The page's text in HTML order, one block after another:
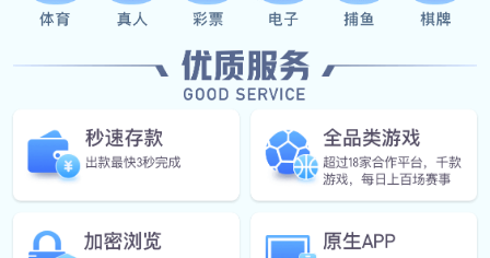
星空真人: 星空真人: 星空真人: 星空真人: 星空真人:
名称 接插件
铜C11000 T=1.2mm